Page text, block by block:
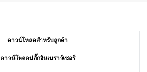
ดาวน์โหลดสำหรับลูกค้า
ดาวน์โหลดปลั๊กอินเบราว์เซอร์